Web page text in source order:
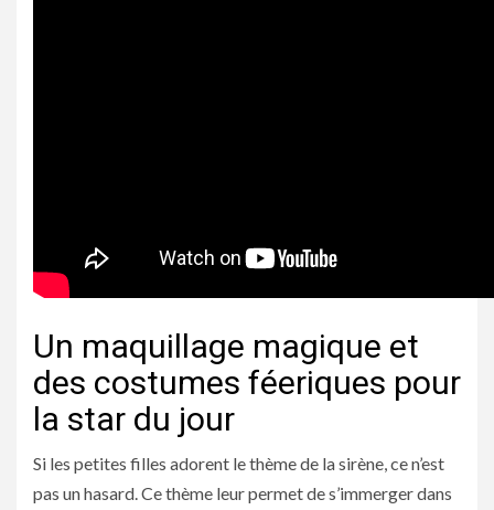
Un maquillage magique et
des costumes féeriques pour
la star du jour
Si les petites filles adorent le thème de la sirène, ce n’est
pas un hasard. Ce thème leur permet de s’immerger dans